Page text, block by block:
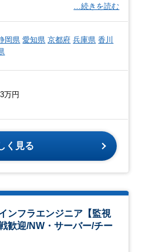
…続きを読む
岡県 愛知県 京都府 兵庫県 香川
万円
く見る
ンフラエンジニア【監視
歓迎/NW・サーバー/チー